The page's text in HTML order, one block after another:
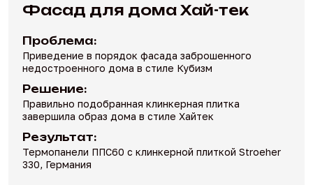
Фасад для дома Хай-тек
Проблема:
Приведение в порядок фасада заброшенного
недостроенного дома в стиле Кубизм
Решение:
Правильно подобранная клинкерная плитка
завершила образ дома в стиле Хайтек
Результат:
Термопанели ППС60 с клинкерной плиткой Stroeher
330, Германия